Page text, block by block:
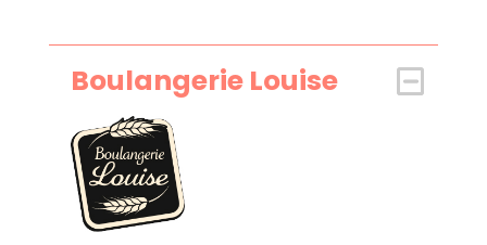
Boulangerie Louise